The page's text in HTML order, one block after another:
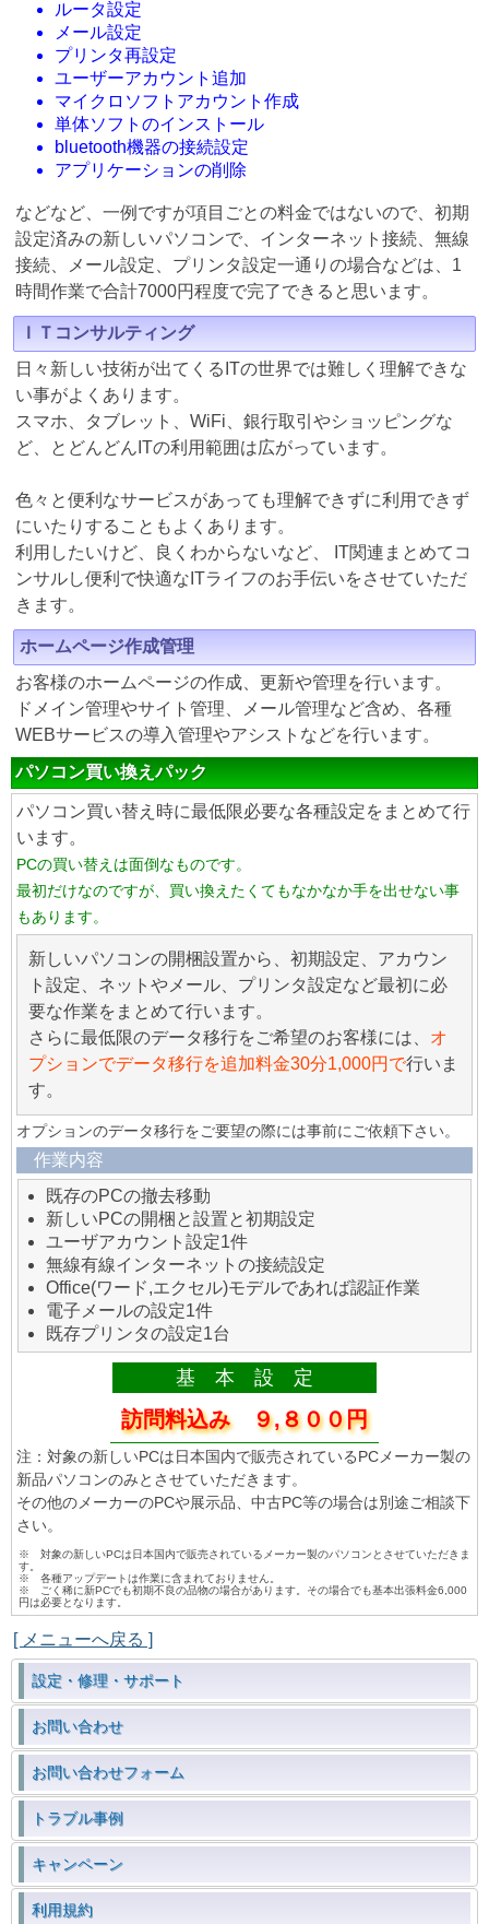
ルータ設定
メール設定
プリンタ再設定
ユーザーアカウント追加
マイクロソフトアカウント作成
単体ソフトのインストール
bluetooth機器の接続設定
アプリケーションの削除
などなど、一例ですが項目ごとの料金ではないので、初期
設定済みの新しいパソコンで、インターネット接続、無線
接続、メール設定、プリンタ設定一通りの場合などは、1
時間作業で合計7000円程度で完了できると思います。
ＩＴコンサルティング
日々新しい技術が出てくるITの世界では難しく理解できな
い事がよくあります。
スマホ、タブレット、WiFi、銀行取引やショッピングな
ど、とどんどんITの利用範囲は広がっています。
色々と便利なサービスがあっても理解できずに利用できず
にいたりすることもよくあります。
利用したいけど、良くわからないなど、 IT関連まとめてコ
ンサルし便利で快適なITライフのお手伝いをさせていただ
きます。
ホームページ作成管理
お客様のホームページの作成、更新や管理を行います。
ドメイン管理やサイト管理、メール管理など含め、各種
WEBサービスの導入管理やアシストなどを行います。
パソコン買い換えパック
パソコン買い替え時に最低限必要な各種設定をまとめて行
います。
PCの買い替えは面倒なものです。
最初だけなのですが、買い換えたくてもなかなか手を出せない事
もあります。
新しいパソコンの開梱設置から、初期設定、アカウン
ト設定、ネットやメール、プリンタ設定など最初に必
要な作業をまとめて行います。
さらに最低限のデータ移行をご希望のお客様には、 オ
プションでデータ移行を追加料金30分1,000円で行いま
す。
オプションのデータ移行をご要望の際には事前にご依頼下さい。
作業内容
既存のPCの撤去移動
新しいPCの開梱と設置と初期設定
ユーザアカウント設定1件
無線有線インターネットの接続設定
Office(ワード,エクセル)モデルであれば認証作業
電子メールの設定1件
既存プリンタの設定1台
基 本 設 定
訪問料込み ９,８００円
注：対象の新しいPCは日本国内で販売されているPCメーカー製の
新品パソコンのみとさせていただきます。
その他のメーカーのPCや展示品、中古PC等の場合は別途ご相談下
さい。
※ 対象の新しいPCは日本国内で販売されているメーカー製のパソコンとさせていただきま
す。
※ 各種アップデートは作業に含まれておりません。
※ ごく稀に新PCでも初期不良の品物の場合があります。その場合でも基本出張料金6,000
円は必要となります。
[ メニューへ戻る ]
設定・修理・サポート
お問い合わせ
お問い合わせフォーム
トラブル事例
キャンペーン
利用規約